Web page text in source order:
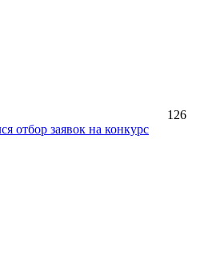
126
отбор заявок на конкурс